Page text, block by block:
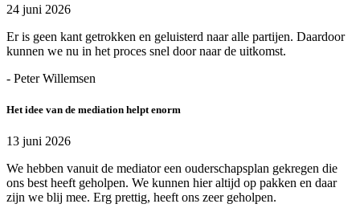
24 juni 2026
Er is geen kant getrokken en geluisterd naar alle partijen. Daardoor
kunnen we nu in het proces snel door naar de uitkomst.
- Peter Willemsen
Het idee van de mediation helpt enorm
13 juni 2026
We hebben vanuit de mediator een ouderschapsplan gekregen die
ons best heeft geholpen. We kunnen hier altijd op pakken en daar
zijn we blij mee. Erg prettig, heeft ons zeer geholpen.